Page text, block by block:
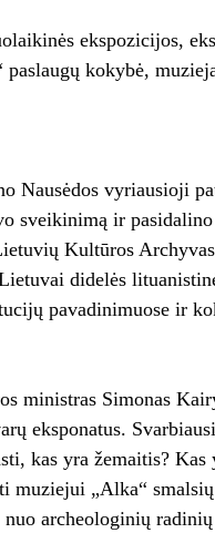
ekspozicijos,
kokybė,
Nausėdos vyriausioji
sveikinimą ir
Kultūros
didelės
pavadinimuose ir
ministras Simonas
eksponatus.
kas yra žemaitis?
muziejui „Alka“
archeologinių